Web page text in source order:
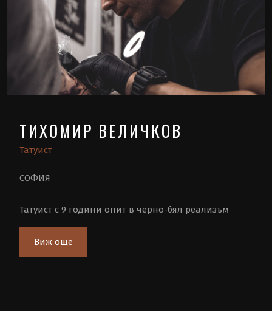
ТИХОМИР ВЕЛИЧКОВ
Татуист
СОФИЯ
Татуист с 9 години опит в черно-бял реализъм
Виж още